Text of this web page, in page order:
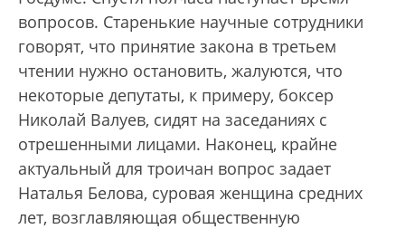
вопросов. Старенькие научные сотрудники
говорят, что принятие закона в третьем
чтении нужно остановить, жалуются, что
некоторые депутаты, к примеру, боксер
Николай Валуев, сидят на заседаниях с
отрешенными лицами. Наконец, крайне
актуальный для троичан вопрос задает
Наталья Белова, суровая женщина средних
лет, возглавляющая общественную